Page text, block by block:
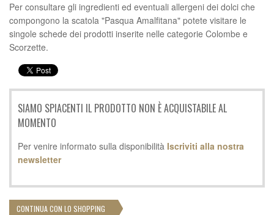
Per consultare gli ingredienti ed eventuali allergeni dei dolci che
compongono la scatola "Pasqua Amalfitana" potete visitare le
singole schede dei prodotti inserite nelle categorie Colombe e
Scorzette.
SIAMO SPIACENTI IL PRODOTTO NON È ACQUISTABILE AL
MOMENTO
Per venire informato sulla disponibilità Iscriviti alla nostra
newsletter
CONTINUA CON LO SHOPPING